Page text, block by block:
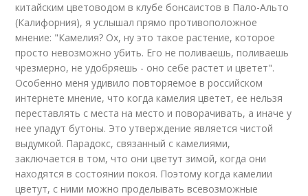
китайским цветоводом в клубе бонсаистов в Пало-Альто
(Калифорния), я услышал прямо противоположное
мнение: "Камелия? Ох, ну это такое растение, которое
просто невозможно убить. Его не поливаешь, поливаешь
чрезмерно, не удобряешь - оно себе растет и цветет".
Особенно меня удивило повторяемое в российском
интернете мнение, что когда камелия цветет, ее нельзя
переставлять с места на место и поворачивать, а иначе у
нее упадут бутоны. Это утверждение является чистой
выдумкой. Парадокс, связанный с камелиями,
заключается в том, что они цветут зимой, когда они
находятся в состоянии покоя. Поэтому когда камелии
цветут, с ними можно проделывать всевозможные